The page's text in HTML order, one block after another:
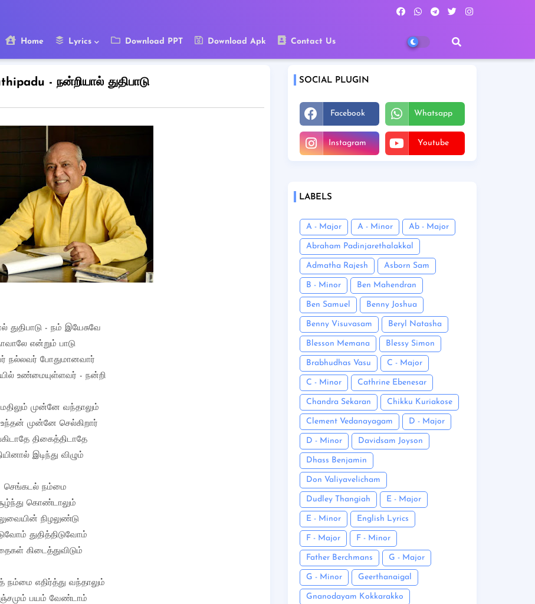
Home Lyrics Download PPT Download Apk Contact Us
- நன்றியால் துதிபாடு
துதிபாடு - நம் இயேசுவே
என்றும் பாடு
நல்லவர் போதுமானவார்
உண்மையுள்ளவர் - நன்றி
முன்னே வந்தாலும்
உந்தன் முன்னே செல்கிறார்
திகைத்திடாதே
இடிந்து விழும்
செங்கடல் நம்மை
கொண்டாலும்
நிழலுண்டு
துதித்திடுவோம்
கிடைத்துவிடும்
நம்மை எதிர்த்து வந்தாலும்
பயம் வேண்டாம்
SOCIAL PLUGIN
Facebook Whatsapp
Instagram Youtube
LABELS
A - Major A - Minor Ab - Major
Abraham Padinjarethalakkal
Admatha Rajesh Asborn Sam
B - Minor Ben Mahendran
Ben Samuel Benny Joshua
Benny Visuvasam Beryl Natasha
Blesson Memana Blessy Simon
Brabhudhas Vasu C - Major
C - Minor Cathrine Ebenesar
Chandra Sekaran Chikku Kuriakose
Clement Vedanayagam D - Major
D - Minor Davidsam Joyson
Dhass Benjamin
Don Valiyavelicham
Dudley Thangiah E - Major
E - Minor English Lyrics
F - Major F - Minor
Father Berchmans G - Major
G - Minor Geerthanaigal
Gnanodayam Kokkarakko